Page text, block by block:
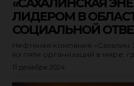
«САХАЛИНСКАЯ
ЛИДЕРОМ В
СОЦИАЛЬНОЙ
Нефтяная компания
из пяти организаций в мире,
11 декабря 2024